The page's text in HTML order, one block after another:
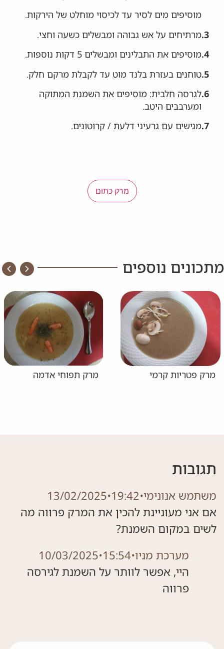
מוסיפים מים לסיר עד לכיסוי מוחלט של הירקות.
3. מרתיחים על אש גבוהה ומבשלים כשעה וחצי.
4. מוסיפים את התבלינים ומבשלים 5 דקות נוספות.
5. טוחנים בעזרת בלנד מוט עד לקבלת מרקם חלק.
6. לגרסה חלבית: מוסיפים את השמנת המתוקה
ומערבבים היטב.
7. מגישים עם גרעיני דלעת / קרוטונים.
מרק כתום
מתכונים נוספים
מרק פטריות קרמי מרק תפוחי אדמה
תגובות
משתמש אנונימי•
19:42
•
13/02/2025
אם אני מעוניינת להכין את המרק פרווה מה
לשים במקום השמנת?
מערכת מניו•
15:54
•
10/03/2025
היי, אפשר לוותר על השמנת לגירסה
פרווה